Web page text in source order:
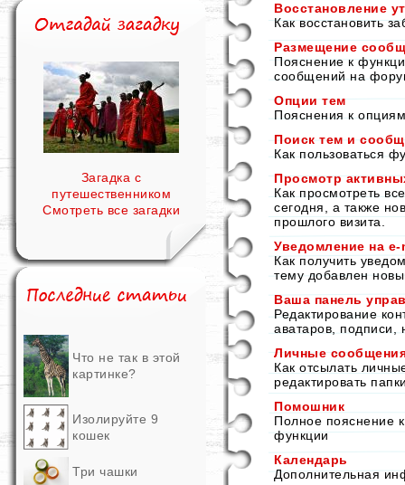
Загадка с
путешественником
Смотреть все загадки
Что не так в этой
картинке?
Изолируйте 9
кошек
Три чашки
Восстановление
Как восстановить
Размещение
Пояснение к
сообщений на
Опции тем
Пояснения к
Поиск тем и
Как пользоваться
Просмотр
Как просмотреть
сегодня, а также
прошлого визита.
Уведомление на
Как получить
тему добавлен
Ваша панель
Редактирование
аватаров, подписи,
Личные
Как отсылать
редактировать
Помошник
Полное пояснение
функции
Календарь
Дополнительная